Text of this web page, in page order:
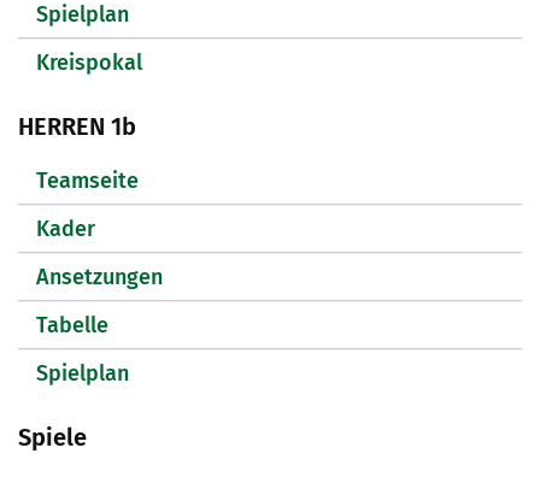
Spielplan
Kreispokal
HERREN 1b
Teamseite
Kader
Ansetzungen
Tabelle
Spielplan
Spiele